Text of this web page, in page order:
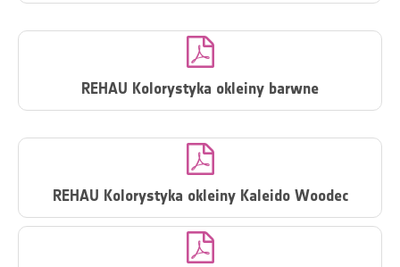

REHAU Kolorystyka okleiny barwne

REHAU Kolorystyka okleiny Kaleido Woodec
